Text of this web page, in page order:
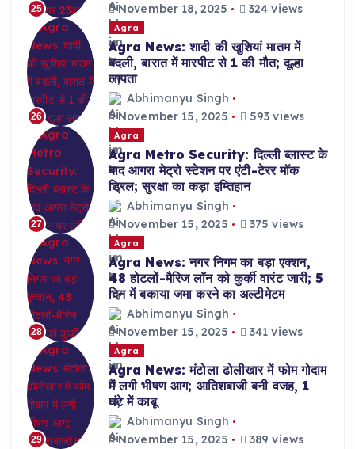
25
November 18, 2025
324 views
26
Agra
Agra News: शादी की खुशियां मातम में
बदली, बारात में मारपीट से 1 की मौत; दूल्हा
लापता
Abhimanyu Singh
November 15, 2025
593 views
27
Agra
Agra Metro Security: दिल्ली ब्लास्ट के
बाद आगरा मेट्रो स्टेशन पर एंटी-टेरर मॉक
ड्रिल; सुरक्षा का कड़ा इम्तिहान
Abhimanyu Singh
November 15, 2025
375 views
28
Agra
Agra News: नगर निगम का बड़ा एक्शन,
48 होटलों-मैरिज लॉन को कुर्की वारंट जारी; 5
दिन में बकाया जमा करने का अल्टीमेटम
Abhimanyu Singh
November 15, 2025
341 views
29
Agra
Agra News: मंटोला ढोलीखार में फोम गोदाम
में लगी भीषण आग; आतिशबाजी बनी वजह, 1
घंटे में काबू
Abhimanyu Singh
November 15, 2025
389 views